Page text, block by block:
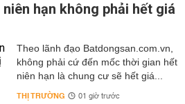
hạn không phải hết giá
Theo lãnh đạo Batdongsan.com.vn,
không phải cứ đến mốc thời gian hết
niên hạn là chung cư sẽ hết giá...
THỊ TRƯỜNG 01 giờ trước